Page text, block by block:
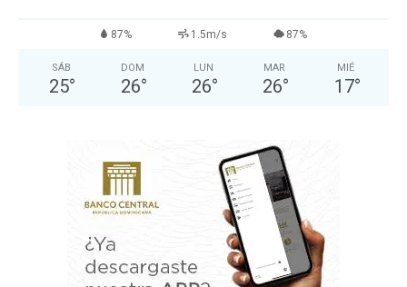
87% 1.5m/s 87%
SÁB
25°
DOM
26°
LUN
26°
MAR
26°
MIÉ
17°